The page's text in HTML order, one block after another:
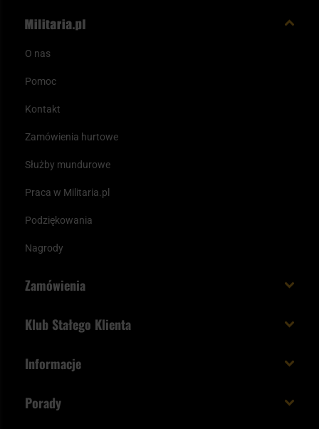
O nas
Pomoc
Kontakt
Zamówienia hurtowe
Służby mundurowe
Praca w Militaria.pl
Podziękowania
Nagrody
Zamówienia
Paczka w weekend
Status zamówienia
Klub Stałego Klienta
Unboxing Militaria.pl
Informacje
Porady